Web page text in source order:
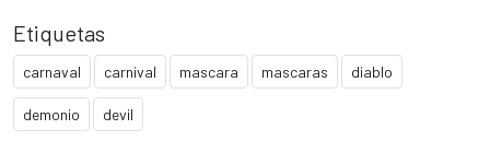
Etiquetas
carnaval carnival mascara mascaras diablo
demonio devil